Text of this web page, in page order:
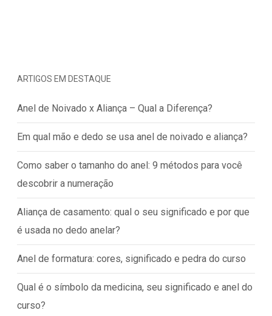
ARTIGOS EM DESTAQUE
Anel de Noivado x Aliança – Qual a Diferença?
Em qual mão e dedo se usa anel de noivado e aliança?
Como saber o tamanho do anel: 9 métodos para você
descobrir a numeração
Aliança de casamento: qual o seu significado e por que
é usada no dedo anelar?
Anel de formatura: cores, significado e pedra do curso
Qual é o símbolo da medicina, seu significado e anel do
curso?